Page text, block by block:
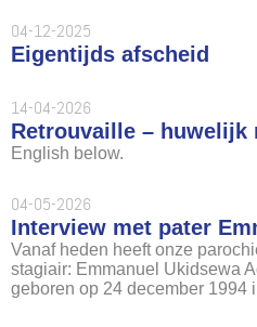
04-12-2025
Eigentijds afscheid
14-04-2026
Retrouvaille – huwelijk
English below.
04-05-2026
Interview met pater
Vanaf heden heeft onze
stagiair: Emmanuel Ukidsewa
geboren op 24 december 1994